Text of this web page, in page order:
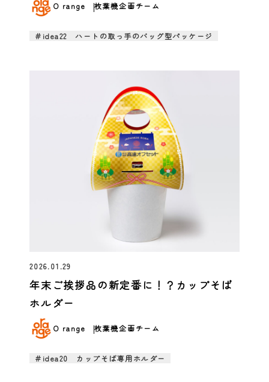
O range 枚葉機企画チーム
＃idea22 ハートの取っ手のバッグ型パッケージ
2026.01.29
年末ご挨拶品の新定番に！？カップそば
ホルダー
O range 枚葉機企画チーム
＃idea20 カップそば専用ホルダー